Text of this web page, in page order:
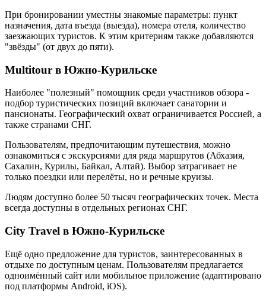
При бронировании уместны знакомые параметры: пункт
назначения, дата въезда (выезда), номера отеля, количество
заезжающих туристов. К этим критериям также добавляются
"звёзды" (от двух до пяти).
Multitour в Южно-Курильске
Наиболее "полезный" помощник среди участников обзора -
подбор туристических позиций включает санатории и
пансионаты. Географический охват ограничивается Россией, а
также странами СНГ.
Пользователям, предпочитающим путешествия, можно
ознакомиться с экскурсиями для ряда маршрутов (Абхазия,
Сахалин, Курилы, Байкал, Алтай). Выбор затрагивает не
только поездки или перелёты, но и речные круизы.
Людям доступно более 50 тысяч географических точек. Места
всегда доступны в отдельных регионах СНГ.
City Travel в Южно-Курильске
Ещё одно предложение для туристов, заинтересованных в
отдыхе по доступным ценам. Пользователям предлагается
одноимённый сайт или мобильное приложение (адаптировано
под платформы Android, iOS).